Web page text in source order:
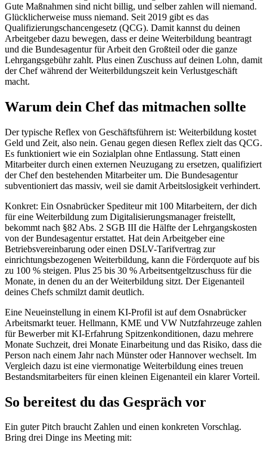
Gute Maßnahmen sind nicht billig, und selber zahlen will niemand.
Glücklicherweise muss niemand. Seit 2019 gibt es das
Qualifizierungschancengesetz (QCG). Damit kannst du deinen
Arbeitgeber dazu bewegen, dass er deine Weiterbildung beantragt
und die Bundesagentur für Arbeit den Großteil oder die ganze
Lehrgangsgebühr zahlt. Plus einen Zuschuss auf deinen Lohn, damit
der Chef während der Weiterbildungszeit kein Verlustgeschäft
macht.
Warum dein Chef das mitmachen sollte
Der typische Reflex von Geschäftsführern ist: Weiterbildung kostet
Geld und Zeit, also nein. Genau gegen diesen Reflex zielt das QCG.
Es funktioniert wie ein Sozialplan ohne Entlassung. Statt einen
Mitarbeiter durch einen externen Neuzugang zu ersetzen, qualifiziert
der Chef den bestehenden Mitarbeiter um. Die Bundesagentur
subventioniert das massiv, weil sie damit Arbeitslosigkeit verhindert.
Konkret: Ein Osnabrücker Spediteur mit 100 Mitarbeitern, der dich
für eine Weiterbildung zum Digitalisierungsmanager freistellt,
bekommt nach §82 Abs. 2 SGB III die Hälfte der Lehrgangskosten
von der Bundesagentur erstattet. Hat dein Arbeitgeber eine
Betriebsvereinbarung oder einen DSLV-Tarifvertrag zur
einrichtungsbezogenen Weiterbildung, kann die Förderquote auf bis
zu 100 % steigen. Plus 25 bis 30 % Arbeitsentgeltzuschuss für die
Monate, in denen du an der Weiterbildung sitzt. Der Eigenanteil
deines Chefs schmilzt damit deutlich.
Eine Neueinstellung in einem KI-Profil ist auf dem Osnabrücker
Arbeitsmarkt teuer. Hellmann, KME und VW Nutzfahrzeuge zahlen
für Bewerber mit KI-Erfahrung Spitzenkonditionen, dazu mehrere
Monate Suchzeit, drei Monate Einarbeitung und das Risiko, dass die
Person nach einem Jahr nach Münster oder Hannover wechselt. Im
Vergleich dazu ist eine viermonatige Weiterbildung eines treuen
Bestandsmitarbeiters für einen kleinen Eigenanteil ein klarer Vorteil.
So bereitest du das Gespräch vor
Ein guter Pitch braucht Zahlen und einen konkreten Vorschlag.
Bring drei Dinge ins Meeting mit: